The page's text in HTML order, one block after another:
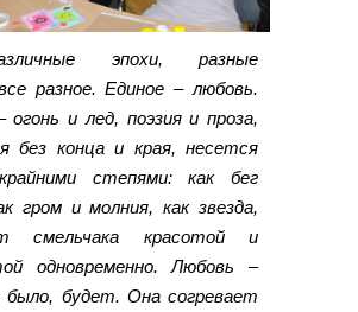
эпохи, разные
разное. Единое – любовь.
огонь и лед, поэзия и проза,
без конца и края, несется
степями: как бег
гром и молния, как звезда,
смельчака красотой и
одновременно. Любовь –
было, будет. Она согревает